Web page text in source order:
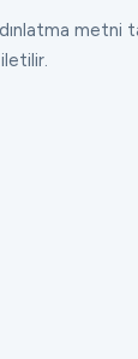
metni